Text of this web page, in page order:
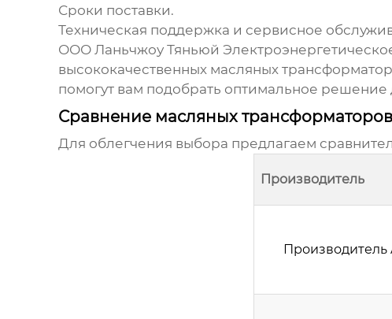
Сроки поставки.
Техническая поддержка и сервисное
ООО Ланьчжоу Тяньюй
высококачественных масляных
помогут вам подобрать оптимальное решение
Сравнение масляных
Для облегчения выбора предлагаем
Производитель
Производитель